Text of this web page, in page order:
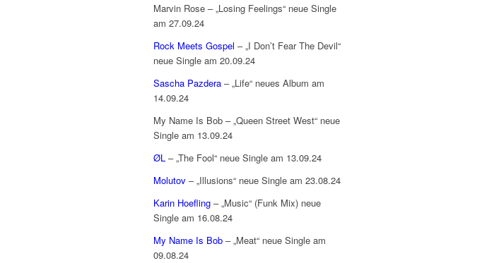
Marvin Rose – „Losing Feelings“ neue Single
am 27.09.24
Rock Meets Gospel – „I Don’t Fear The Devil“
neue Single am 20.09.24
Sascha Pazdera – „Life“ neues Album am
14.09.24
My Name Is Bob – „Queen Street West“ neue
Single am 13.09.24
ØL – „The Fool“ neue Single am 13.09.24
Molutov – „Illusions“ neue Single am 23.08.24
Karin Hoefling – „Music“ (Funk Mix) neue
Single am 16.08.24
My Name Is Bob – „Meat“ neue Single am
09.08.24